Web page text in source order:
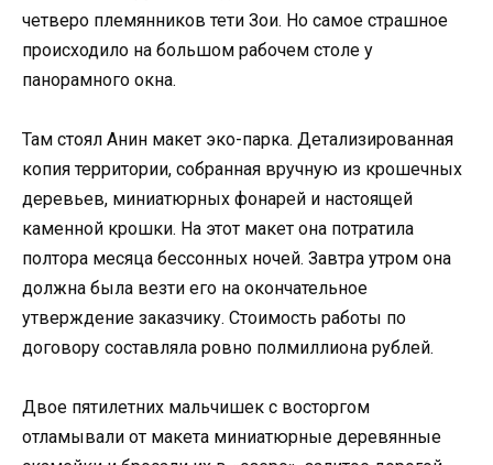
четверо племянников тети Зои. Но самое страшное
происходило на большом рабочем столе у
панорамного окна.
Там стоял Анин макет эко-парка. Детализированная
копия территории, собранная вручную из крошечных
деревьев, миниатюрных фонарей и настоящей
каменной крошки. На этот макет она потратила
полтора месяца бессонных ночей. Завтра утром она
должна была везти его на окончательное
утверждение заказчику. Стоимость работы по
договору составляла ровно полмиллиона рублей.
Двое пятилетних мальчишек с восторгом
отламывали от макета миниатюрные деревянные